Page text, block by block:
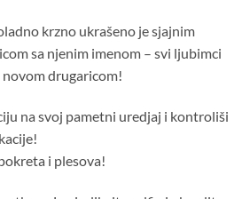
krzno ukrašeno je sjajnim
sa njenim imenom – svi ljubimci
drugaricom!
na svoj pametni uredjaj i kontroliši
i plesova!